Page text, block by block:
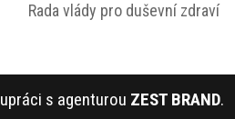
Rada vlády pro duševní zdraví
s agenturou ZEST BRAND.